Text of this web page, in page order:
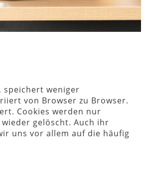
speichert weniger
von Browser zu Browser.
Cookies werden nur
gelöscht. Auch ihr
uns vor allem auf die häufig